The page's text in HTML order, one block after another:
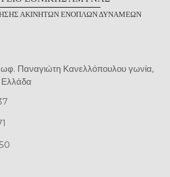
ΑΚΙΝΗΤΩΝ ΕΝΟΠΛΩΝΔΥΝΑΜΕΩΝ
Παναγιώτη Κανελλόπουλου γωνία,